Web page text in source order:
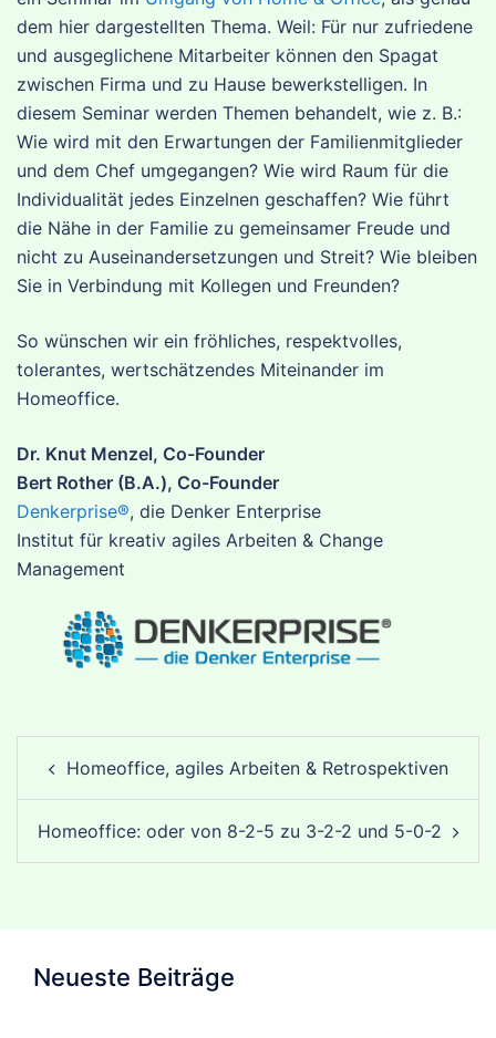
dem hier dargestellten Thema. Weil: Für nur zufriedene
und ausgeglichene Mitarbeiter können den Spagat
zwischen Firma und zu Hause bewerkstelligen. In
diesem Seminar werden Themen behandelt, wie z. B.:
Wie wird mit den Erwartungen der Familienmitglieder
und dem Chef umgegangen? Wie wird Raum für die
Individualität jedes Einzelnen geschaffen? Wie führt
die Nähe in der Familie zu gemeinsamer Freude und
nicht zu Auseinandersetzungen und Streit? Wie bleiben
Sie in Verbindung mit Kollegen und Freunden?
So wünschen wir ein fröhliches, respektvolles,
tolerantes, wertschätzendes Miteinander im
Homeoffice.
Dr. Knut Menzel, Co-Founder
Bert Rother (B.A.), Co-Founder
Denkerprise®, die Denker Enterprise
Institut für kreativ agiles Arbeiten & Change
Management
navigation
Homeoffice, agiles Arbeiten & Retrospektiven
Homeoffice: oder von 8-2-5 zu 3-2-2 und 5-0-2
Neueste Beiträge